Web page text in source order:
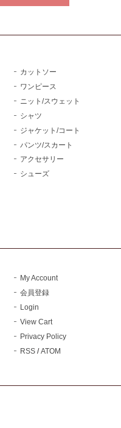
カットソー
ワンピース
ニット/スウェット
シャツ
ジャケット/コート
パンツ/スカート
アクセサリー
シューズ
My Account
会員登録
Login
View Cart
Privacy Policy
RSS/ATOM